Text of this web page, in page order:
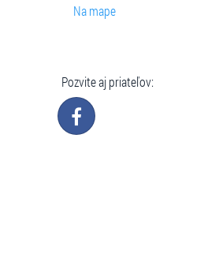
Na mape
Pozvite aj priateľov: